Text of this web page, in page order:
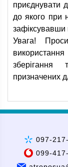
приєднувати
до якого при
зафіксувавши
Увага!
використання
призначених
097-
099-